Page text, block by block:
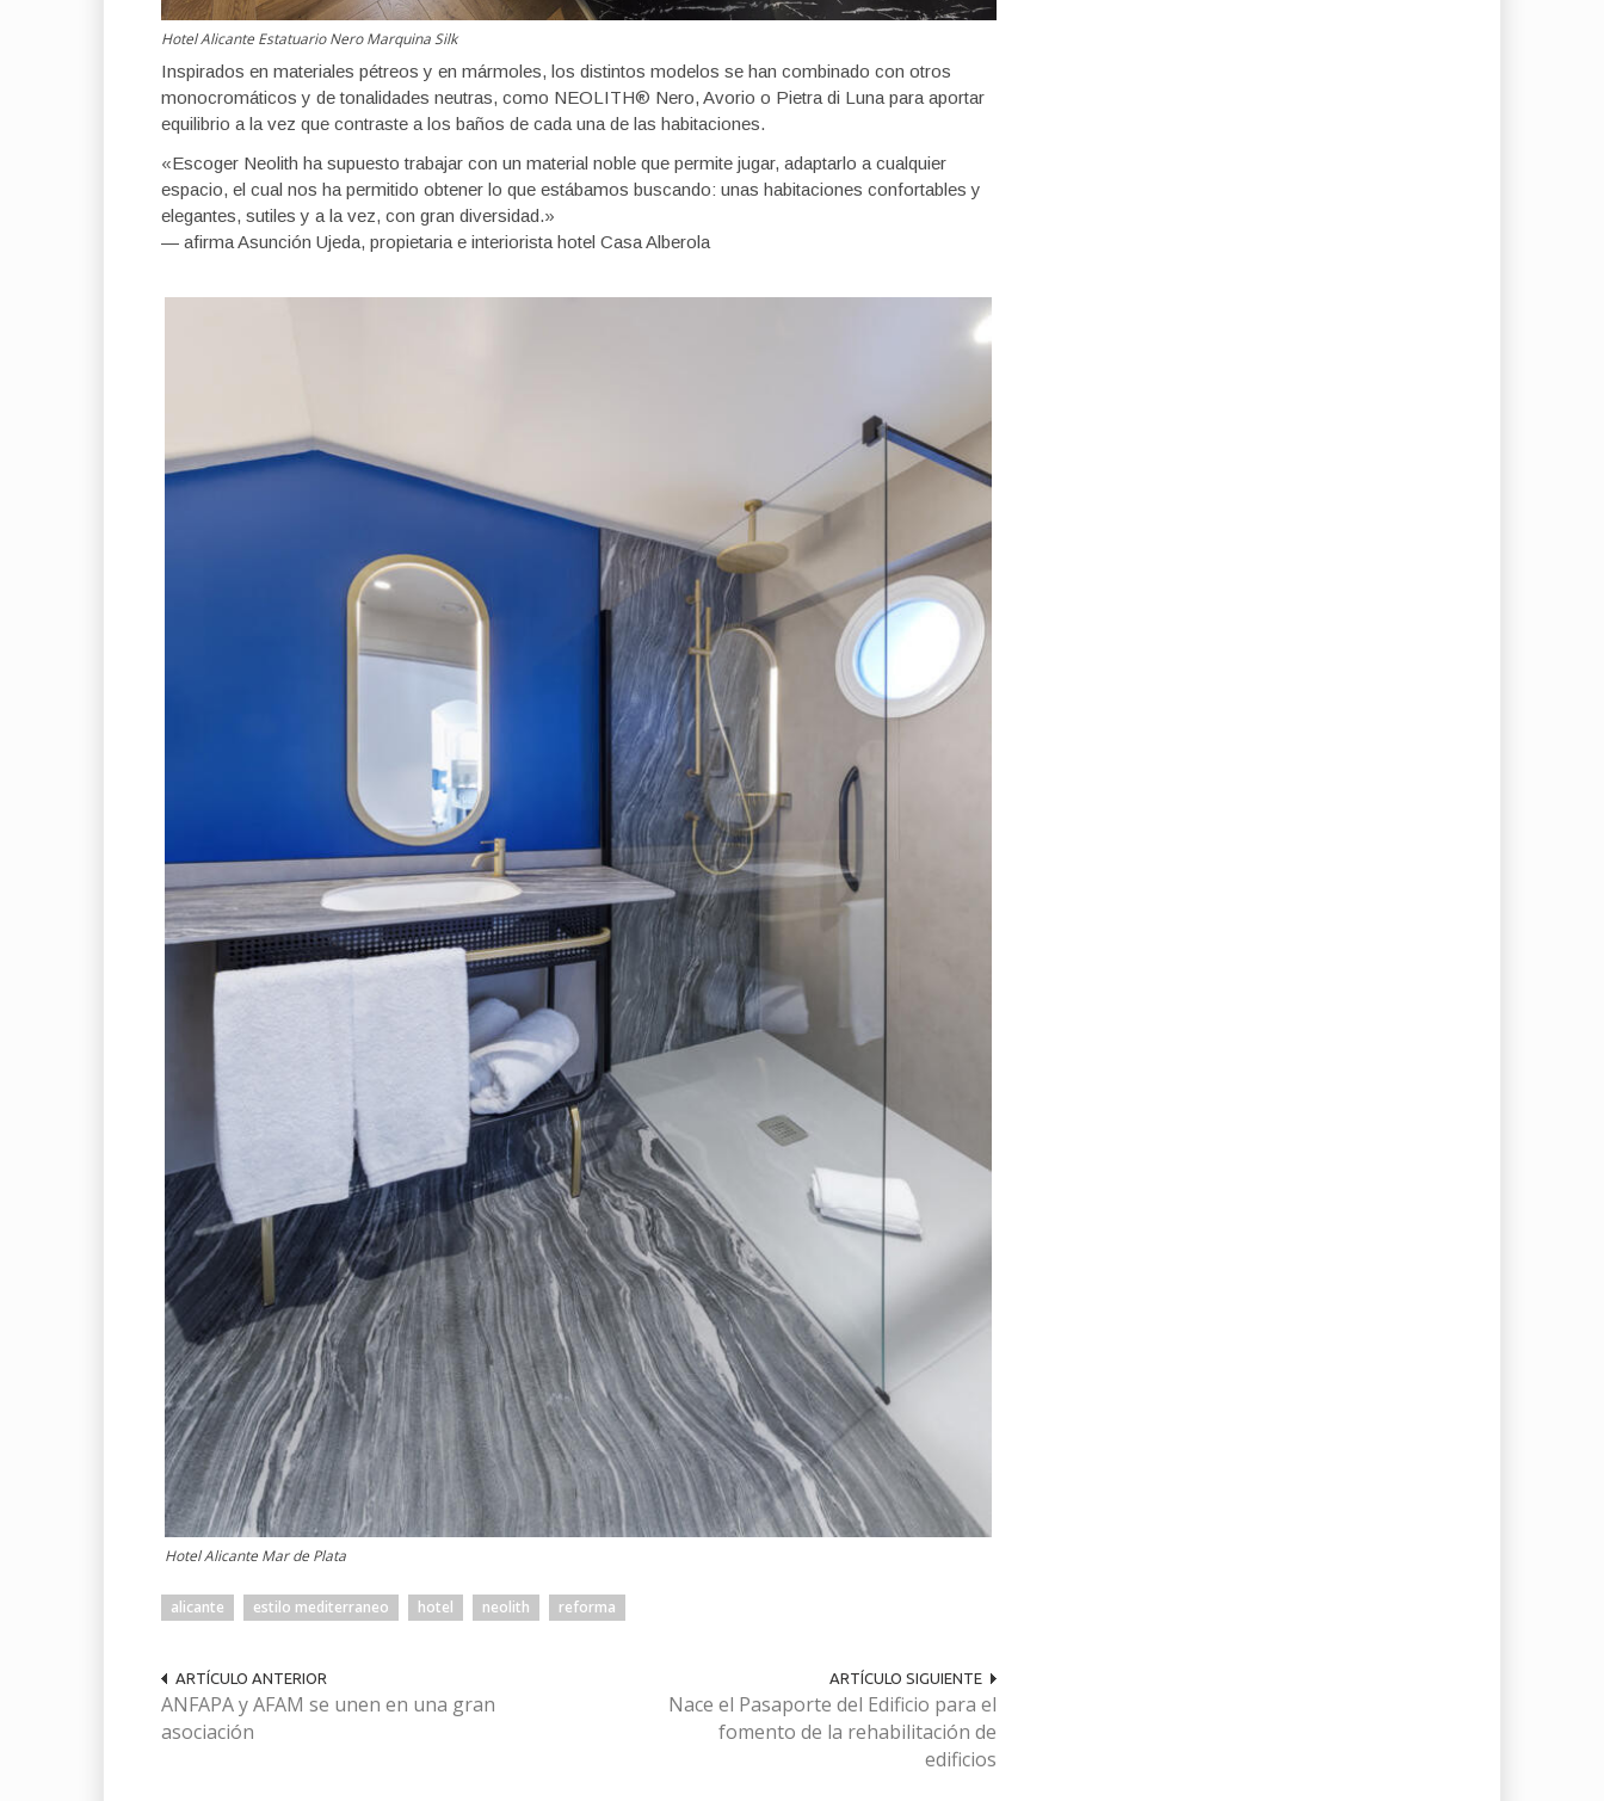
Hotel Alicante Estatuario Nero Marquina Silk
Inspirados en materiales pétreos y en mármoles, los distintos modelos se han combinado con otros
monocromáticos y de tonalidades neutras, como NEOLITH® Nero, Avorio o Pietra di Luna para aportar
equilibrio a la vez que contraste a los baños de cada una de las habitaciones.
«Escoger Neolith ha supuesto trabajar con un material noble que permite jugar, adaptarlo a cualquier
espacio, el cual nos ha permitido obtener lo que estábamos buscando: unas habitaciones confortables y
elegantes, sutiles y a la vez, con gran diversidad.»
— afirma Asunción Ujeda, propietaria e interiorista hotel Casa Alberola
Hotel Alicante Mar de Plata
alicante estilo mediterraneo hotel neolith reforma
ARTÍCULO ANTERIOR
ANFAPA y AFAM se unen en una gran
asociación
ARTÍCULO SIGUIENTE
Nace el Pasaporte del Edificio para el
fomento de la rehabilitación de
edificios